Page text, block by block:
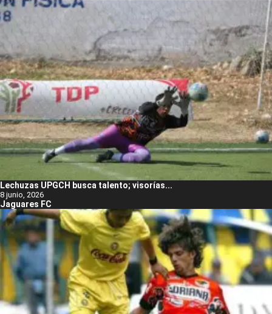
Lechuzas UPGCH busca talento; visorías...
8 junio, 2026
Jaguares FC